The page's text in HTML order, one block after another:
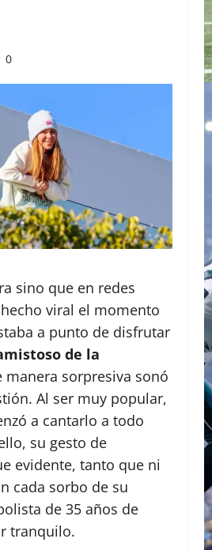
0
sino que en redes
viral el momento
a punto de disfrutar
de la
sorpresiva sonó
Al ser muy popular,
a cantarlo a todo
su gesto de
evidente, tanto que ni
cada sorbo de su
de 35 años de
tranquilo.